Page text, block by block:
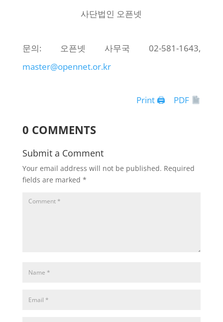
사단법인 오픈넷
문의: 오픈넷 사무국 02-581-1643,
master@opennet.or.kr
Print 🖨 PDF
0 COMMENTS
Submit a Comment
Your email address will not be published. Required
fields are marked *